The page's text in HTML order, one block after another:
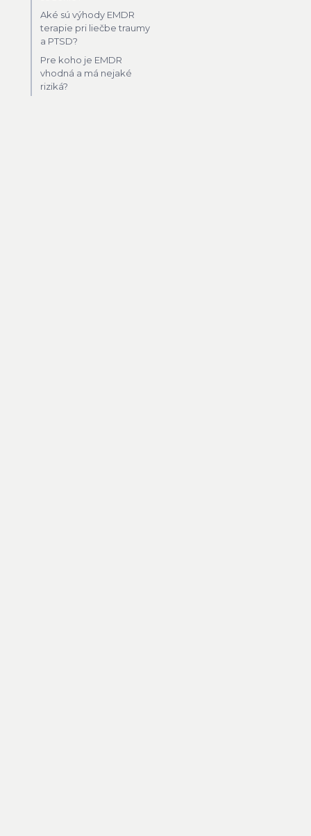
Aké sú výhody EMDR
terapie pri liečbe traumy
a PTSD?
Pre koho je EMDR
vhodná a má nejaké
riziká?